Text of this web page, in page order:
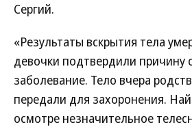
Сергий.
«Результаты вскрытия тела
девочки подтвердили
заболевание. Тело вчера
передали для захоронения.
осмотре незначительное